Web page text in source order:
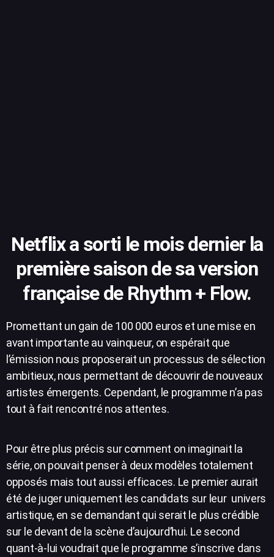
Netflix a sorti le mois dernier la
première saison de sa version
française de Rhythm + Flow.
Promettant un gain de 100 000 euros et une mise en
avant importante au vainqueur, on espérait que
l’émission nous proposerait un processus de sélection
ambitieux, nous permettant de découvrir de nouveaux
artistes émergents. Cependant, le programme n’a pas
tout à fait rencontré nos attentes.
Pour être plus précis sur comment on imaginait la
série, on pouvait penser à deux modèles totalement
opposés mais tout aussi efficaces. Le premier aurait
été de juger uniquement les candidats sur leur univers
artistique, en se demandant qui serait le plus crédible
sur le devant de la scène d’aujourd’hui. Le second
quant-à-lui voudrait que le programme s’inscrive dans